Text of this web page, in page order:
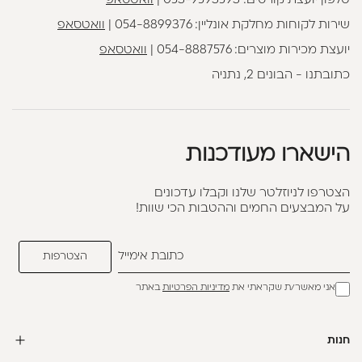
שירות לקוחות מחלקת אונליין:054-8899376 וואטסאפ
יועצת מכירות מוצרים:054-8887576 וואטסאפ
כתובתנו - הבונים 2, נתניה
הישארו מעודכנות
הצטרפו לניוזלטר שלנו וקבלו עדכונים
על המבצעים החמים וההטבות הכי שוות!
אני מאשר/ת שקראתי את מדיניות הפרטיותבאתר
חנות